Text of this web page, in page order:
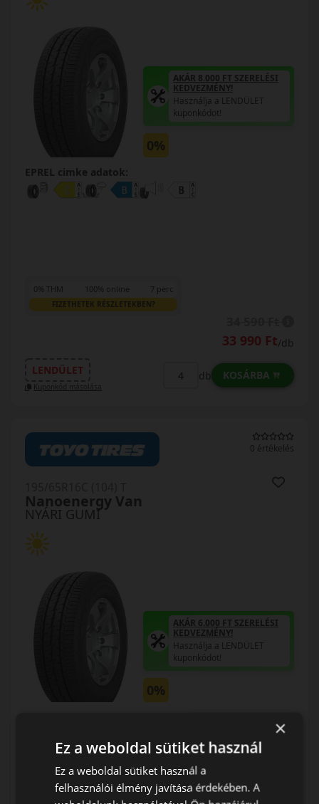
AKÁR 8.000 FT SZERELÉSI
KEDVEZMÉNY!
Használja a LENDÜLET
kuponkódot!
0%
EPREL cimke adatok:
0% THM 100% online 7 perc
FIZETHETEK RÉSZLETEKBEN?
33 990 Ft/db
LENDÜLET
Kuponkód másolása
db KOSÁRBA
0 értékelés
NYÁRI GUMI
Nanoenergy Van
AKÁR 6.000 FT SZERELÉSI
KEDVEZMÉNY!
Használja a LENDÜLET
kuponkódot!
0%
×
Ez a weboldal sütiket használ
Ez a weboldal sütiket használ a
felhasználói élmény javítása érdekében. A